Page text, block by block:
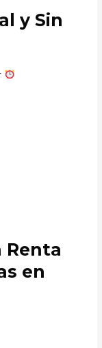
y Sin
Renta
en